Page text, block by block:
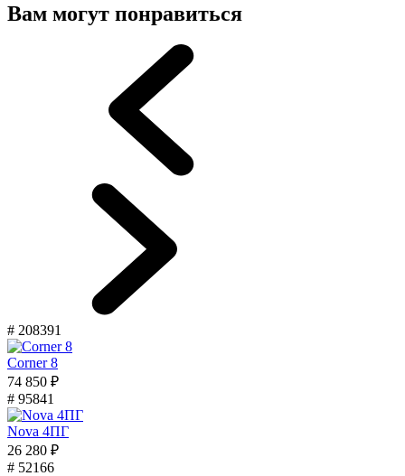
Вам могут понравиться
# 208391
Corner 8
74 850 ₽
# 95841
Nova 4ПГ
26 280 ₽
# 52166